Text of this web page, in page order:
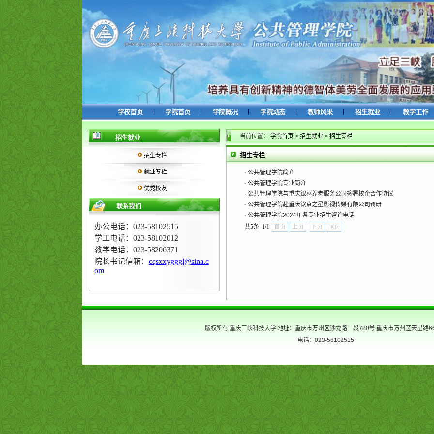
学校首页 学院首页 学院概况 学院动态 教师风采 招生就业 教学工作
招生就业
招生专栏
就业专栏
优秀校友
联系我们
办公电话：023-58102515
学工电话： 023-58102012
教学电话：023-58206371
院长书记信箱： cqsxxygggl@sina.c
om
当前位置： 学院首页 > 招生就业 > 招生专栏
招生专栏
· 公共管理学院简介
· 公共管理学院专业简介
· 公共管理学院与重庆银林养老服务公司签署校企合作协议
· 公共管理学院赴重庆钦点之星影视传媒有限公司调研
· 公共管理学院2024年各专业招生咨询电话
共5条 1/1
首页 上页 下页 尾页
版权所有:重庆三峡科技大学 地址：重庆市万州区沙龙路二段780号 重庆市万州区天星路
电话：023-58102515